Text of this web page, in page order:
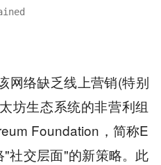
网络缺乏线上营销(特别
坊生态系统的非营利组
Foundation，简称E
社交层面"的新策略。此